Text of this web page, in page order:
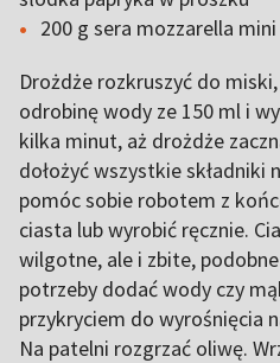
200 g sera mozzarella
Drożdże rozkruszyć do
odrobinę wody ze 150 ml i
kilka minut, aż drożdże
dołożyć wszystkie składniki
pomóc sobie robotem z
ciasta lub wyrobić ręcznie.
wilgotne, ale i zbite,
potrzeby dodać wody czy
przykryciem do wyrośnięcia
Na patelni rozgrzać oliwę.